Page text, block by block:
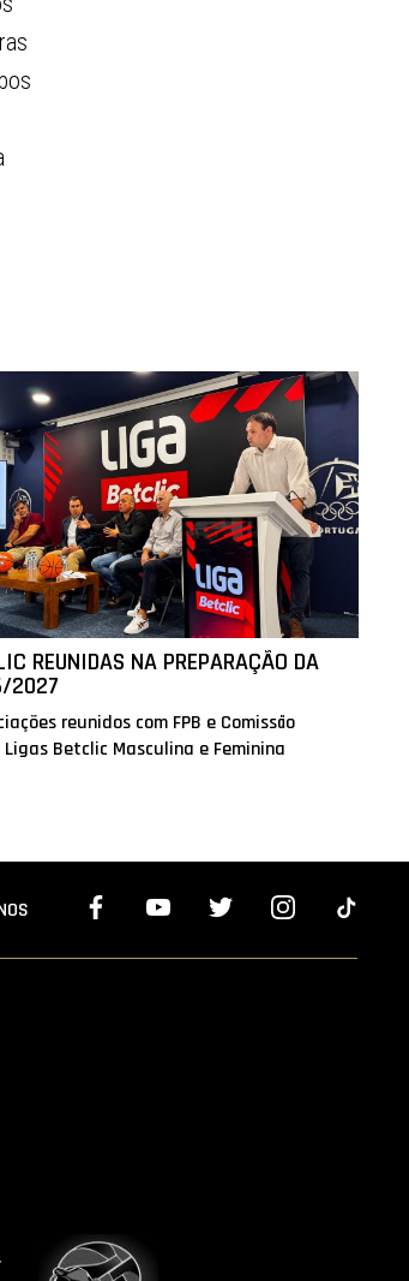
REUNIDAS NA PREPARAÇÃO DA
2027
reunidos com FPB e Comissão
Betclic Masculina e Feminina